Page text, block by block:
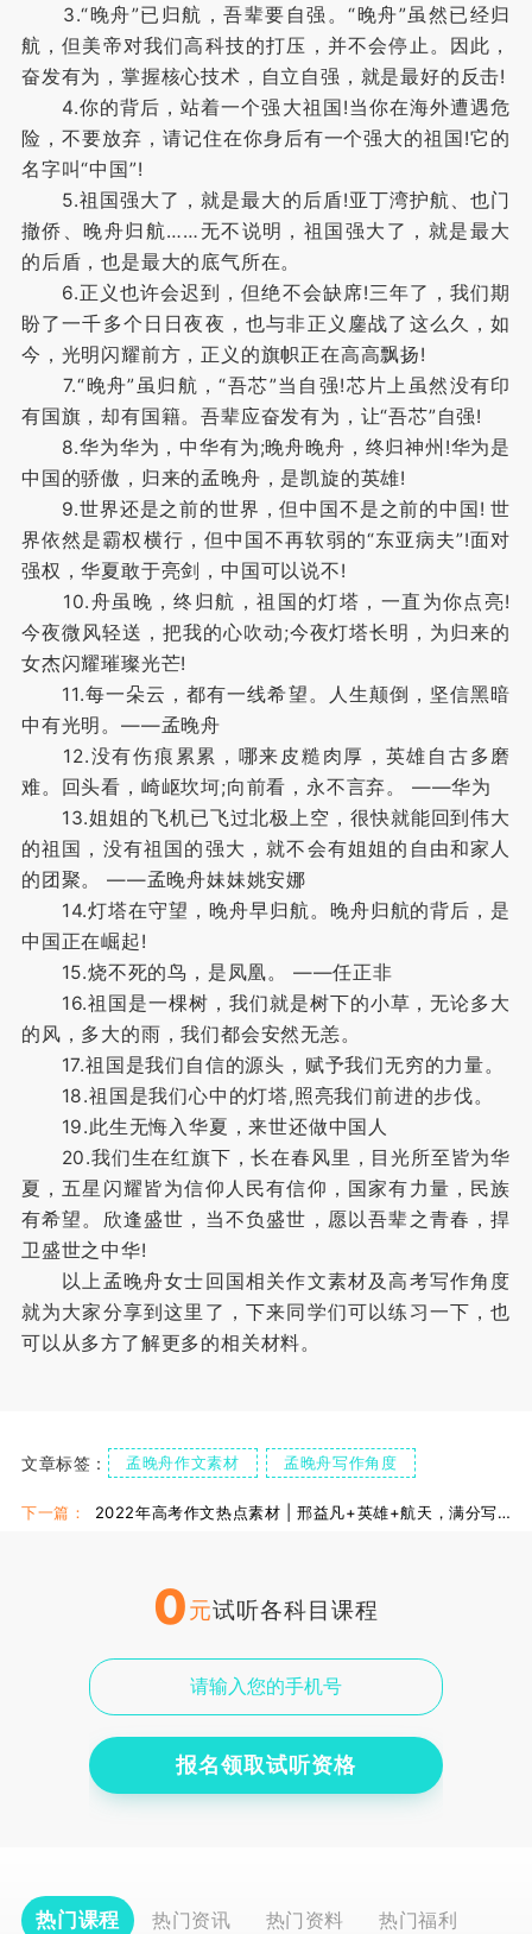
3.“晚舟”已归航，吾辈要自强。“晚舟”虽然已经归
航，但美帝对我们高科技的打压，并不会停止。因此，
奋发有为，掌握核心技术，自立自强，就是最好的反击!
4.你的背后，站着一个强大祖国!当你在海外遭遇危
险，不要放弃，请记住在你身后有一个强大的祖国!它的
名字叫“中国”!
5.祖国强大了，就是最大的后盾!亚丁湾护航、也门
撤侨、晚舟归航……无不说明，祖国强大了，就是最大
的后盾，也是最大的底气所在。
6.正义也许会迟到，但绝不会缺席!三年了，我们期
盼了一千多个日日夜夜，也与非正义鏖战了这么久，如
今，光明闪耀前方，正义的旗帜正在高高飘扬!
7.“晚舟”虽归航，“吾芯”当自强!芯片上虽然没有印
有国旗，却有国籍。吾辈应奋发有为，让“吾芯”自强!
8.华为华为，中华有为;晚舟晚舟，终归神州!华为是
中国的骄傲，归来的孟晚舟，是凯旋的英雄!
9.世界还是之前的世界，但中国不是之前的中国! 世
界依然是霸权横行，但中国不再软弱的“东亚病夫”!面对
强权，华夏敢于亮剑，中国可以说不!
10.舟虽晚，终归航，祖国的灯塔，一直为你点亮!
今夜微风轻送，把我的心吹动;今夜灯塔长明，为归来的
女杰闪耀璀璨光芒!
11.每一朵云，都有一线希望。人生颠倒，坚信黑暗
中有光明。——孟晚舟
12.没有伤痕累累，哪来皮糙肉厚，英雄自古多磨
难。回头看，崎岖坎坷;向前看，永不言弃。 ——华为
13.姐姐的飞机已飞过北极上空，很快就能回到伟大
的祖国，没有祖国的强大，就不会有姐姐的自由和家人
的团聚。 ——孟晚舟妹妹姚安娜
14.灯塔在守望，晚舟早归航。晚舟归航的背后，是
中国正在崛起!
15.烧不死的鸟，是凤凰。 ——任正非
16.祖国是一棵树，我们就是树下的小草，无论多大
的风，多大的雨，我们都会安然无恙。
17.祖国是我们自信的源头，赋予我们无穷的力量。
18.祖国是我们心中的灯塔,照亮我们前进的步伐。
19.此生无悔入华夏，来世还做中国人
20.我们生在红旗下，长在春风里，目光所至皆为华
夏，五星闪耀皆为信仰人民有信仰，国家有力量，民族
有希望。欣逢盛世，当不负盛世，愿以吾辈之青春，捍
卫盛世之中华!
以上孟晚舟女士回国相关作文素材及高考写作角度
就为大家分享到这里了，下来同学们可以练习一下，也
可以从多方了解更多的相关材料。
文章标签： 孟晚舟作文素材 孟晚舟写作角度
下一篇： 2022年高考作文热点素材 | 邢益凡+英雄+航天，满分写作好素材！
0元试听各科目课程
报名领取试听资格
热门课程 热门资讯 热门资料 热门福利